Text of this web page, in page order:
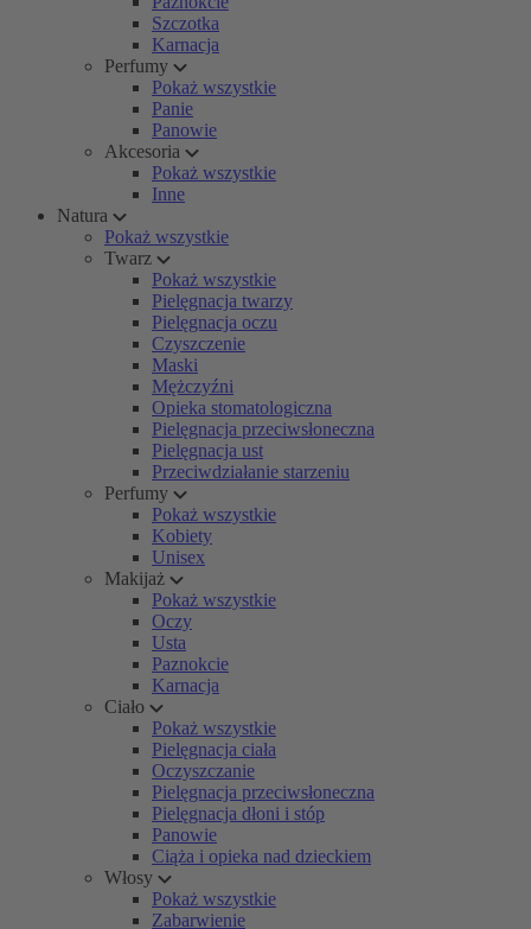
Szczotka
Karnacja
Perfumy
Pokaż wszystkie
Panie
Panowie
Akcesoria
Pokaż wszystkie
Inne
Natura
Pokaż wszystkie
Twarz
Pokaż wszystkie
Pielęgnacja twarzy
Pielęgnacja oczu
Czyszczenie
Maski
Mężczyźni
Opieka stomatologiczna
Pielęgnacja przeciwsłoneczna
Pielęgnacja ust
Przeciwdziałanie starzeniu
Perfumy
Pokaż wszystkie
Kobiety
Unisex
Makijaż
Pokaż wszystkie
Oczy
Usta
Paznokcie
Karnacja
Ciało
Pokaż wszystkie
Pielęgnacja ciała
Oczyszczanie
Pielęgnacja przeciwsłoneczna
Pielęgnacja dłoni i stóp
Panowie
Ciąża i opieka nad dzieckiem
Włosy
Pokaż wszystkie
Zabarwienie